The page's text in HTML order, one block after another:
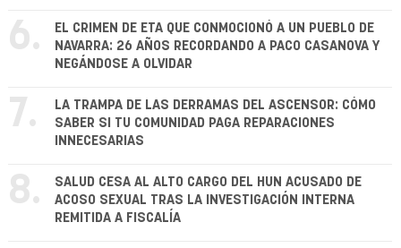
6.
EL CRIMEN DE ETA QUE CONMOCIONÓ A UN PUEBLO DE
NAVARRA: 26 AÑOS RECORDANDO A PACO CASANOVA Y
NEGÁNDOSE A OLVIDAR
7.
LA TRAMPA DE LAS DERRAMAS DEL ASCENSOR: CÓMO
SABER SI TU COMUNIDAD PAGA REPARACIONES
INNECESARIAS
8.
SALUD CESA AL ALTO CARGO DEL HUN ACUSADO DE
ACOSO SEXUAL TRAS LA INVESTIGACIÓN INTERNA
REMITIDA A FISCALÍA